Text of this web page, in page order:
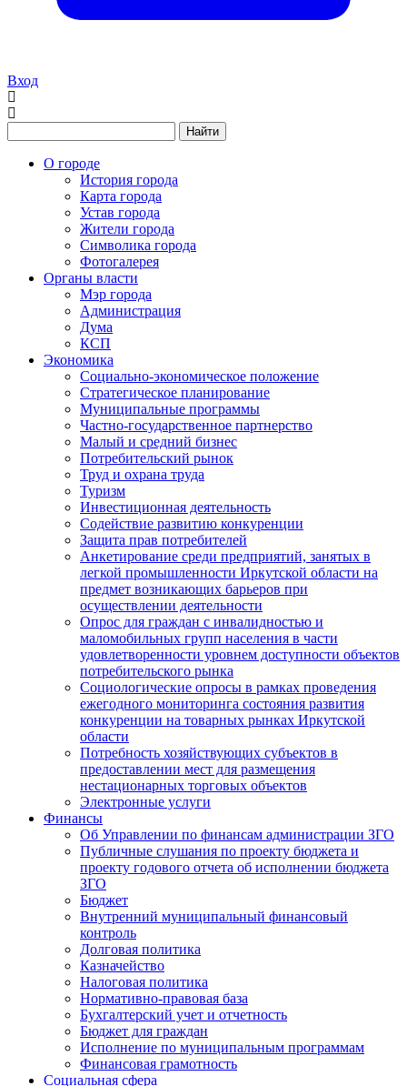
Вход
Найти
О городе
История города
Карта города
Устав города
Жители города
Символика города
Фотогалерея
Органы власти
Мэр города
Администрация
Дума
КСП
Экономика
Социально-экономическое положение
Стратегическое планирование
Муниципальные программы
Частно-государственное партнерство
Малый и средний бизнес
Потребительский рынок
Труд и охрана труда
Туризм
Инвестиционная деятельность
Содействие развитию конкуренции
Защита прав потребителей
Анкетирование среди предприятий, занятых в
легкой промышленности Иркутской области на
предмет возникающих барьеров при
осуществлении деятельности
Опрос для граждан с инвалидностью и
маломобильных групп населения в части
удовлетворенности уровнем доступности объектов
потребительского рынка
Социологические опросы в рамках проведения
ежегодного мониторинга состояния развития
конкуренции на товарных рынках Иркутской
области
Потребность хозяйствующих субъектов в
предоставлении мест для размещения
нестационарных торговых объектов
Электронные услуги
Финансы
Об Управлении по финансам администрации ЗГО
Публичные слушания по проекту бюджета и
проекту годового отчета об исполнении бюджета
ЗГО
Бюджет
Внутренний муниципальный финансовый
контроль
Долговая политика
Казначейство
Налоговая политика
Нормативно-правовая база
Бухгалтерский учет и отчетность
Бюджет для граждан
Исполнение по муниципальным программам
Финансовая грамотность
Социальная сфера